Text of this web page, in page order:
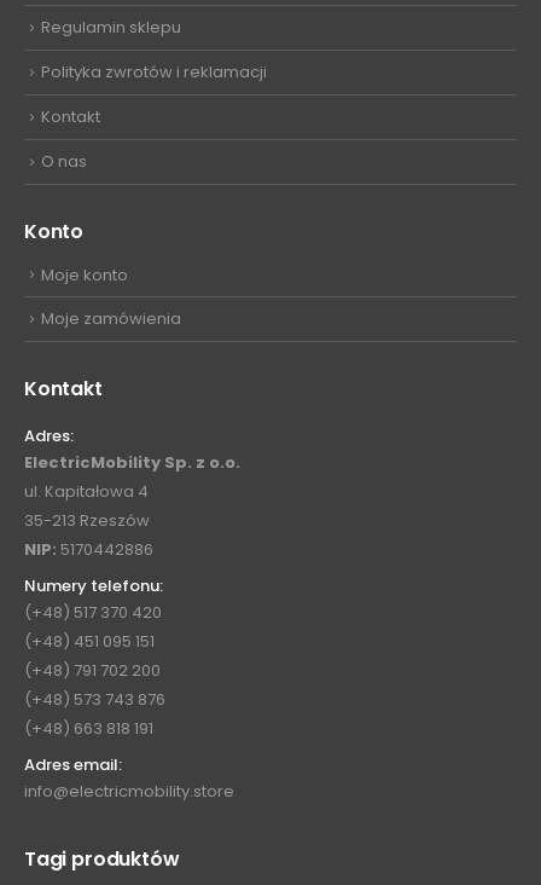
Regulamin sklepu
Polityka zwrotów i reklamacji
Kontakt
O nas
Konto
Moje konto
Moje zamówienia
Kontakt
Adres:
ElectricMobility Sp. z o.o.
ul. Kapitałowa 4
35-213 Rzeszów
NIP: 5170442886
Numery telefonu:
(+48) 517 370 420
(+48) 451 095 151
(+48) 791 702 200
(+48) 573 743 876
(+48) 663 818 191
Adres email:
info@electricmobility.store
Tagi produktów